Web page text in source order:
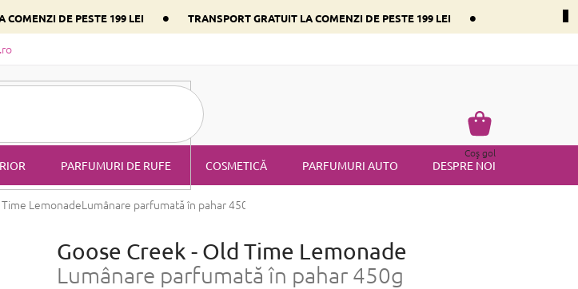
COMENZI DE PESTE 199 LEI • TRANSPORT GRATUIT LA COMENZI DE PESTE 199 LEI •
inimii tale conform componentului dominant
Coş
de
cumpărături
Coş gol
PARFUMURI DE RUFE COSMETICĂ PARFUMURI AUTO DESPRE NOI
LemonadeLumânare parfumată în pahar 450g
Goose Creek - Old Time Lemonade
Lumânare parfumată în pahar 450g